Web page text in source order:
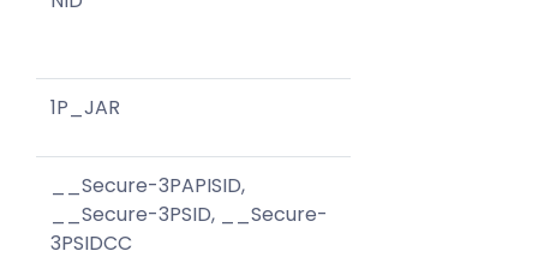
1P_JAR
__Secure-3PAPISID,
__Secure-3PSID, __Secure-
3PSIDCC